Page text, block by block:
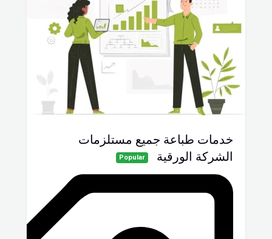
خدمات طباعة جميع مستلزمات
الشركة الورقية
Popular